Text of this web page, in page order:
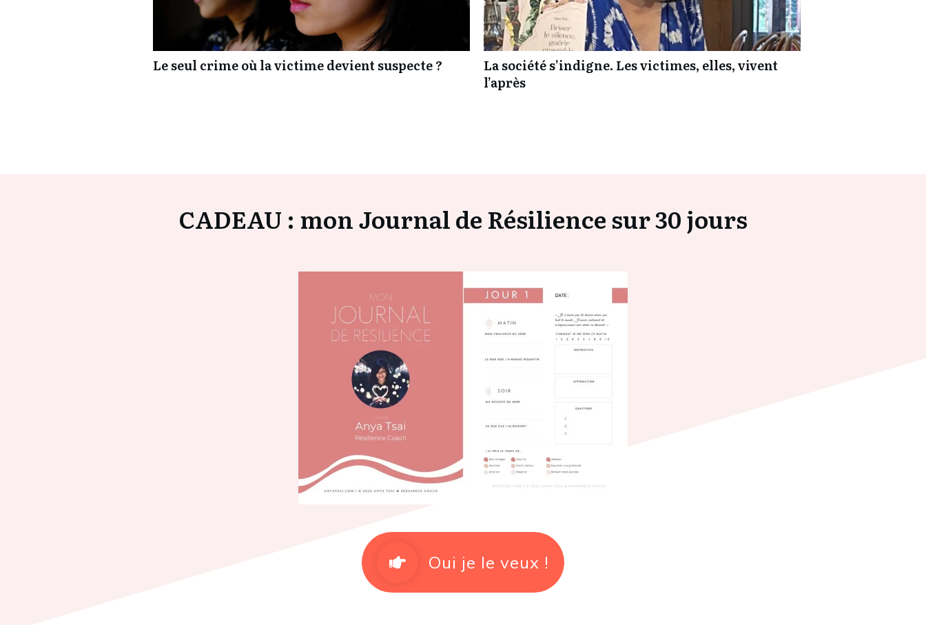
Le seul crime où la victime devient suspecte ?
La société s’indigne. Les victimes, elles, vivent
l’après
CADEAU : mon Journal de Résilience sur 30 jours
Oui je le veux !